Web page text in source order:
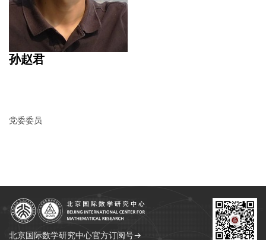
孙赵君
党委委员
北京国际数学研究中心官方订阅号→